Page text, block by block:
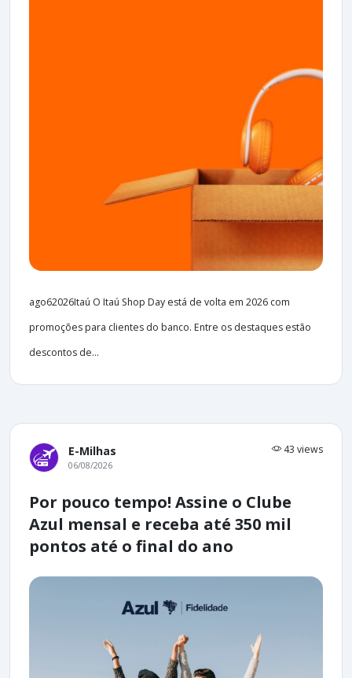
ago62026Itaú O Itaú Shop Day está de volta em 2026 com
promoções para clientes do banco. Entre os destaques estão
descontos de...
E-Milhas 43 views
06/08/2026
Por pouco tempo! Assine o Clube
Azul mensal e receba até 350 mil
pontos até o final do ano